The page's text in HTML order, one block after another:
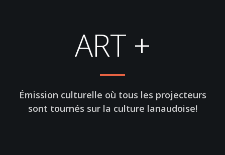
ART +
Émission culturelle où tous les projecteurs
sont tournés sur la culture lanaudoise!